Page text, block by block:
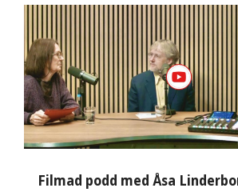
Filmad podd med Åsa